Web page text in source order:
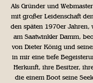
Als Gründer und
mit großer Leidenschaft
den späten 1970er
am Saatwinkler Damm,
von Dieter König und
in mir eine tiefe
Herkunft, ihre Besitzer,
die einem Boot seine